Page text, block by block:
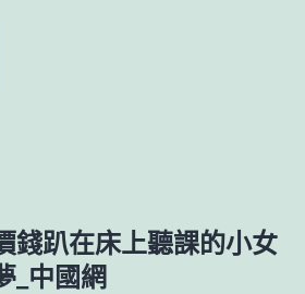
錢趴在床上聽課的小女
_中國網